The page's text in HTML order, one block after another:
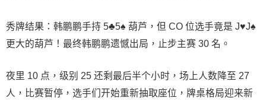
秀牌结果：韩鹏鹏手持 5♣5♠ 葫芦，但 CO 位选手竟是 J♥J♠
更大的葫芦！最终韩鹏鹏遗憾出局，止步主赛 30 名。
夜里 10 点，级别 25 还剩最后半个小时，场上人数降至 27
人，比赛暂停，选手们开始重新抽取座位，牌桌格局迎来新